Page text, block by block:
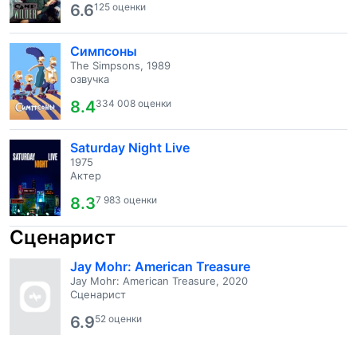
6.6125 оценки
Симпсоны
The Simpsons, 1989
озвучка
8.4334 008 оценки
Saturday Night Live
1975
Актер
8.37 983 оценки
Сценарист
Jay Mohr: American Treasure
Jay Mohr: American Treasure, 2020
Сценарист
6.952 оценки